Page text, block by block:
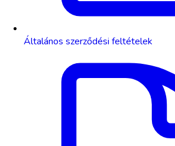
Általános szerződési feltételek